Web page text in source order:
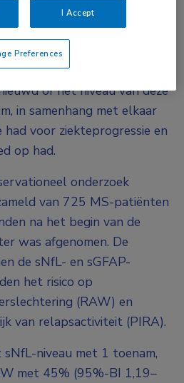
chain (sNfL) en serum
(sGFAP) zijn in eerdere
in verband gebracht met
met MS. Dr. Monreal
of het niveau van deze
in samenhang met elkaar
voor ziekteprogressie en
op had.
onderzoek
van 725 MS-patiënten
na het begin van de
was afgenomen. De
de sNfL- en sGFAP-
het risico op
(RAW) en
van relapsactiviteit (PIRA).
niveau met 1 toenam,
met 45% (95%-BI 1,19–
I Accept
Preferences